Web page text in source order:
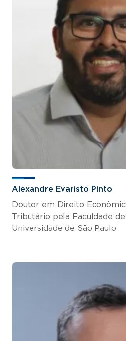
Alexandre Evaristo Pinto
Doutor em Direito
Tributário pela Faculdade
Universidade de São Paulo